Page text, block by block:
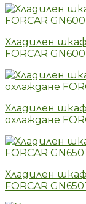
Хладилен
FORCAR
Хладилен
охлаждане
Хладилен
FORCAR